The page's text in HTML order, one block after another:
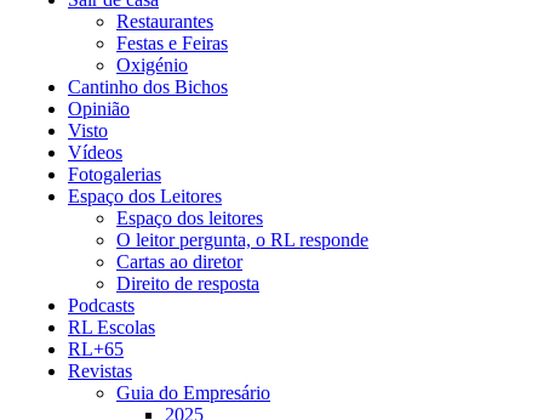
Restaurantes
Festas e Feiras
Oxigénio
Cantinho dos Bichos
Opinião
Visto
Vídeos
Fotogalerias
Espaço dos Leitores
Espaço dos leitores
O leitor pergunta, o RL responde
Cartas ao diretor
Direito de resposta
Podcasts
RL Escolas
RL+65
Revistas
Guia do Empresário
2025